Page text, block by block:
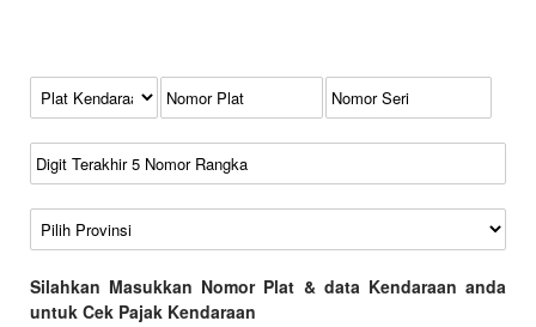
Kode Plat Kendaraan
No Plat
No Seri
No Rangka
Wilayah
Silahkan Masukkan Nomor Plat & data Kendaraan anda
untuk Cek Pajak Kendaraan